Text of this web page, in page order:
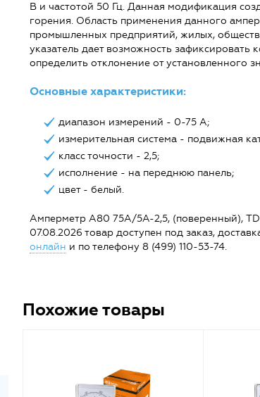
В и частотой 50 Гц. Данная модификация
горения. Область применения данного
промышленных предприятий, жилых,
указатель дает возможность
определить отклонение от установленного
Основные характеристики:
диапазон измерений - 0-75 А;
измерительная система - подвижная
класс точности - 2,5;
исполнение - на переднюю панель;
цвет - белый.
Амперметр А80 75А/5А-2,5, (поверенный),
07.08.2026 товар доступен под заказ,
онлайн и по телефону 8 (499) 110-53-74.
Похожие товары